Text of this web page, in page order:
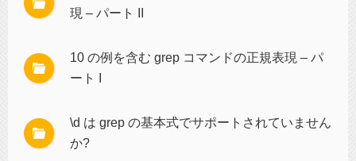
現 – パート II
10 の例を含む grep コマンドの正規表現 – パ
ート I
\d は grep の基本式でサポートされていません
か?